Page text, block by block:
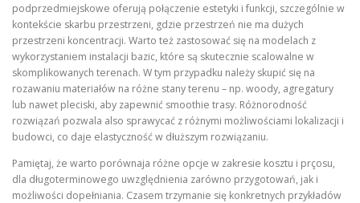
podprzedmiejskowe oferują połączenie estetyki i funkcji, szczególnie w
kontekście skarbu przestrzeni, gdzie przestrzeń nie ma dużych
przestrzeni koncentracji. Warto też zastosować się na modelach z
wykorzystaniem instalacji bazic, które są skutecznie scalowalne w
skomplikowanych terenach. W tym przypadku należy skupić się na
rozawaniu materiałów na różne stany terenu – np. woody, agregatury
lub nawet pleciski, aby zapewnić smoothie trasy. Różnorodność
rozwiązań pozwala also sprawycać z różnymi możliwościami lokalizacji i
budowci, co daje elastyczność w dłuższym rozwiązaniu.
Pamiętaj, że warto porównaja różne opcje w zakresie kosztu i prçosu,
dla długoterminowego uwzględnienia zarówno przygotowań, jak i
możliwości dopełniania. Czasem trzymanie się konkretnych przykładów